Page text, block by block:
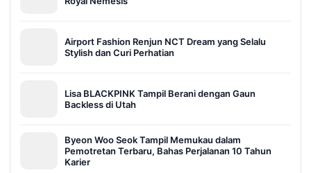
Airport Fashion Renjun NCT Dream yang Selalu
Stylish dan Curi Perhatian
Lisa BLACKPINK Tampil Berani dengan Gaun
Backless di Utah
Byeon Woo Seok Tampil Memukau dalam
Pemotretan Terbaru, Bahas Perjalanan 10 Tahun
Karier